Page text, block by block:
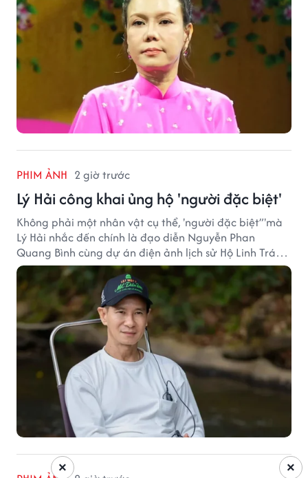
PHIM ẢNH 2 giờ trước
Lý Hải công khai ủng hộ 'người đặc biệt'
Không phải một nhân vật cụ thể, 'người đặc biệt”'mà
Lý Hải nhắc đến chính là đạo diễn Nguyễn Phan
Quang Bình cùng dự án điện ảnh lịch sử Hộ Linh Tráng
Sĩ: Bí Ẩn Mộ Vua Đinh.
×
×